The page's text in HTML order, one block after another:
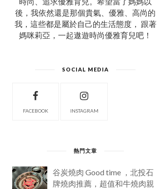
後，我依然還是那個貴氣、優雅、高尚的
我，這些都是屬於自己的生活態度， 跟著
媽咪莉亞，一起遨遊時尚優雅育兒吧！
SOCIAL MEDIA
FACEBOOK INSTAGRAM
熱門文章
谷炭燒肉 Good time ，北投石
牌燒肉推薦，超值和牛燒肉親